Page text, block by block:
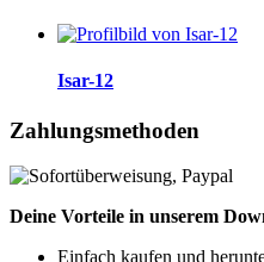
Isar-12
Zahlungsmethoden
Deine Vorteile in unserem
Einfach kaufen und